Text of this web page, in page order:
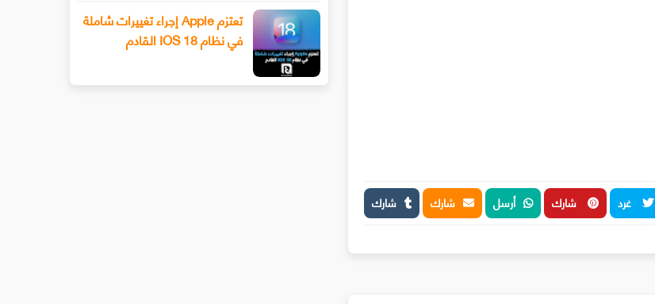
غرد شارك أرسل شارك شارك
تعتزم Apple إجراء تغييرات شاملة
في نظام IOS 18 القادم